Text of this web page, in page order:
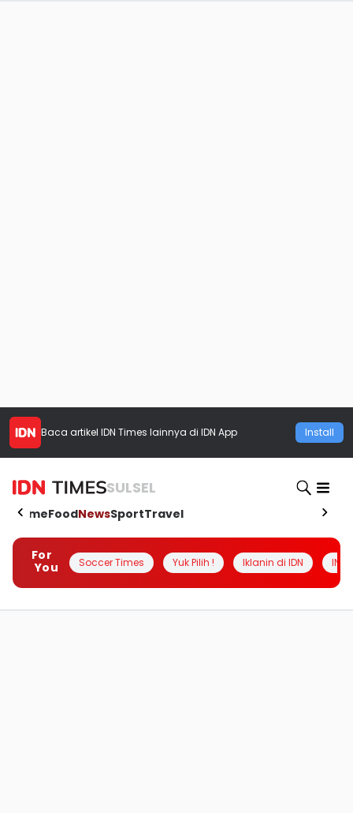
Baca artikel IDN Times lainnya di IDN App Install
SULSEL
HomeFoodNewsSportTravel
For
You
Soccer Times Yuk Pilih ! Iklanin di IDN